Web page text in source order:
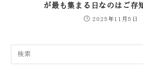
が最も集まる日なのはご存
2025年11月5日